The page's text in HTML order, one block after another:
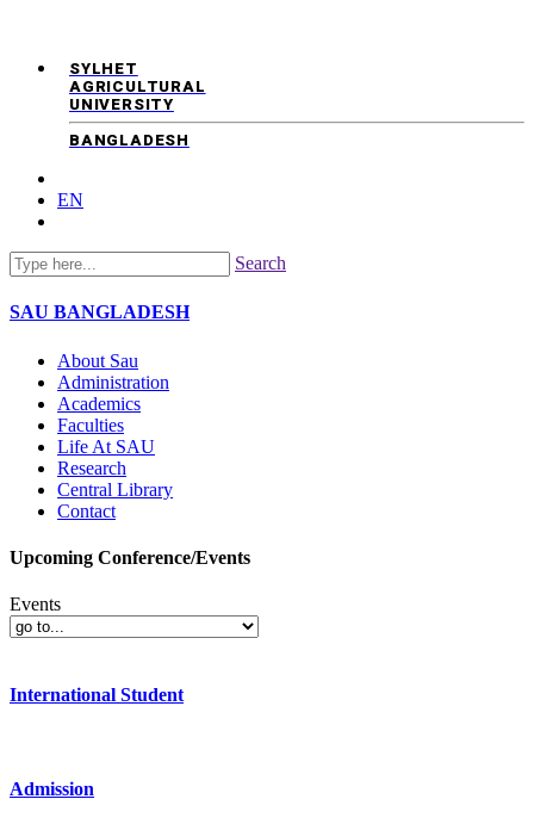
SYLHET
AGRICULTURAL
UNIVERSITY
BANGLADESH
EN
Search
SAU BANGLADESH
About Sau
Administration
Academics
Faculties
Life At SAU
Research
Central Library
Contact
Upcoming Conference/Events
Events
International Student
Admission